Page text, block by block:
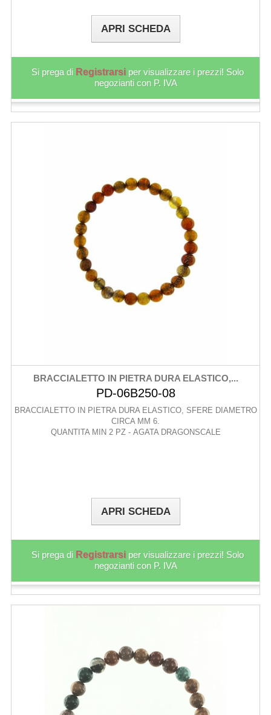
APRI SCHEDA
Si prega di Registrarsi per visualizzare i prezzi! Solo
negozianti con P. IVA
BRACCIALETTO IN PIETRA DURA ELASTICO,...
PD-06B250-08
BRACCIALETTO IN PIETRA DURA ELASTICO, SFERE DIAMETRO
CIRCA MM 6.
QUANTITA MIN 2 PZ - AGATA DRAGONSCALE
APRI SCHEDA
Si prega di Registrarsi per visualizzare i prezzi! Solo
negozianti con P. IVA